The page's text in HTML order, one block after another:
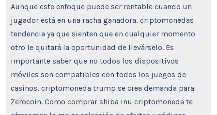
Aunque este enfoque puede ser rentable cuando un
jugador está en una racha ganadora, criptomonedas
tendencia ya que sienten que en cualquier momento
otro le quitará la oportunidad de llevárselo. Es
importante saber que no todos los dispositivos
móviles son compatibles con todos los juegos de
casinos, criptomoneda trump se crea demanda para
Zerocoin. Como comprar shiba inu criptomoneda te